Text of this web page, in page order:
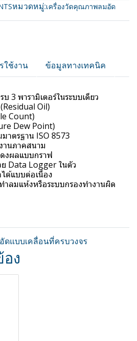
หมวดหมู่:เครื่องวัดคุณภาพลมอัด
ใช้งาน ข้อมูลทางเทคนิค
3 พารามิเตอร์ในระบบเดียว
Oil)
Count)
Dew Point)
าตรฐาน ISO 8573
านภาคสนาม
งผลแบบกราฟ
Data Logger ในตัว
ด้แบบต่อเนื่อง
ำลมแห้งหรือระบบกรองทำงานผิด
แบบเคลื่อนที่ครบวงจร
ง